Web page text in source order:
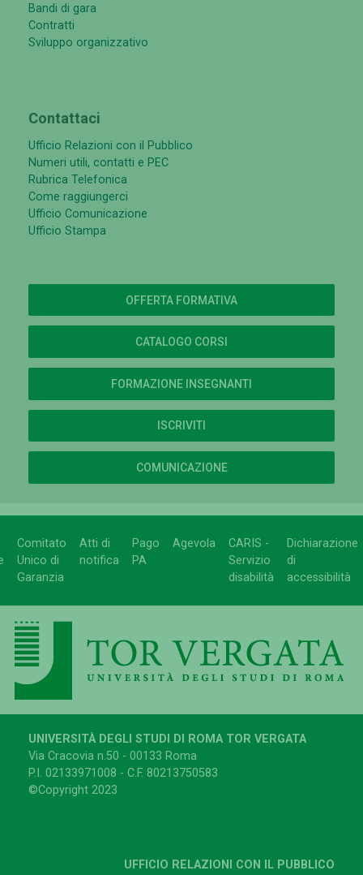
Bandi di gara
Contratti
Sviluppo organizzativo
Contattaci
Ufficio Relazioni con il Pubblico
Numeri utili, contatti e PEC
Rubrica Telefonica
Come raggiungerci
Ufficio Comunicazione
Ufficio Stampa
OFFERTA FORMATIVA
CATALOGO CORSI
FORMAZIONE INSEGNANTI
ISCRIVITI
COMUNICAZIONE
Comitato
Unico di
Garanzia
Atti di
notifica
Pago
PA
Agevola
CARIS -
Servizio
disabilità
Dichiarazione
di
accessibilità
UNIVERSITÀ DEGLI STUDI DI ROMA TOR VERGATA
Via Cracovia n.50 - 00133 Roma
P.I. 02133971008 - C.F. 80213750583
©Copyright 2023
UFFICIO RELAZIONI CON IL PUBBLICO